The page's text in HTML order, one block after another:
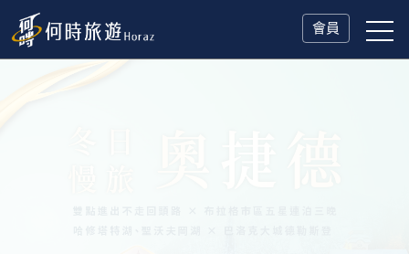
會員